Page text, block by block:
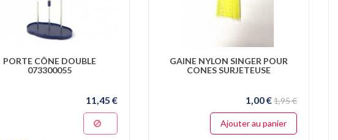
PORTE CÔNE DOUBLE
073300055
11,45 €
GAINE NYLON SINGER POUR
CONES SURJETEUSE
1,00 € 1,95 €
Ajouter au panier